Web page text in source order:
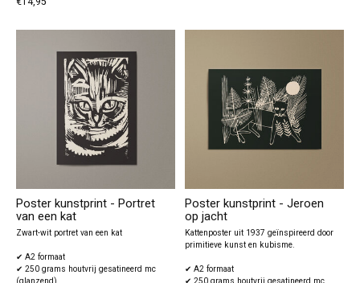
Poster kunstprint - Portret
van een kat
Zwart-wit portret van een kat
✔ A2 formaat
✔ 250 grams houtvrij gesatineerd mc
(glanzend)
Poster kunstprint - Jeroen
op jacht
Kattenposter uit 1937 geïnspireerd door
primitieve kunst en kubisme.
✔ A2 formaat
✔ 250 grams houtvrij gesatineerd mc